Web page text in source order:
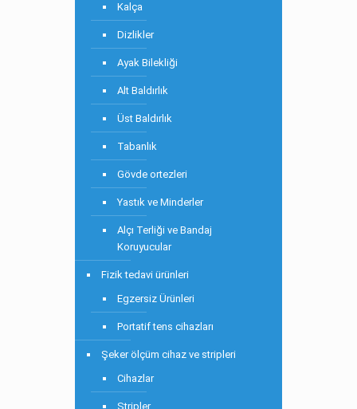
Kalça
Dizlikler
Ayak Bilekliği
Alt Baldırlık
Üst Baldırlık
Tabanlık
Gövde ortezleri
Yastık ve Minderler
Alçı Terliği ve Bandaj
Koruyucular
Fizik tedavi ürünleri
Egzersiz Ürünleri
Portatif tens cihazları
Şeker ölçüm cihaz ve stripleri
Cihazlar
Stripler